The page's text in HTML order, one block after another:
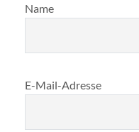
Name
E-Mail-Adresse